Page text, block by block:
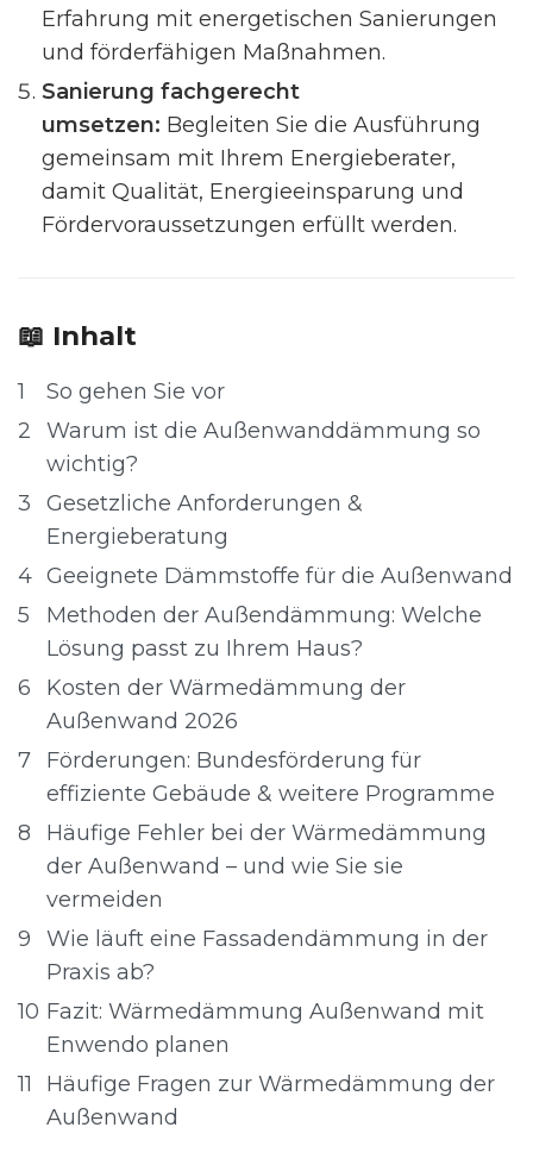
Erfahrung mit energetischen Sanierungen
und förderfähigen Maßnahmen.
Sanierung fachgerecht
umsetzen: Begleiten Sie die Ausführung
gemeinsam mit Ihrem Energieberater,
damit Qualität, Energieeinsparung und
Fördervoraussetzungen erfüllt werden.
📖 Inhalt
1
So gehen Sie vor
2
Warum ist die Außenwanddämmung so
wichtig?
3
Gesetzliche Anforderungen &
Energieberatung
4 Geeignete Dämmstoffe für die Außenwand
5
Methoden der Außendämmung: Welche
Lösung passt zu Ihrem Haus?
6
Kosten der Wärmedämmung der
Außenwand 2026
7
Förderungen: Bundesförderung für
effiziente Gebäude & weitere Programme
8
Häufige Fehler bei der Wärmedämmung
der Außenwand – und wie Sie sie
vermeiden
9
Wie läuft eine Fassadendämmung in der
Praxis ab?
10 Fazit: Wärmedämmung Außenwand mit
Enwendo planen
11
Häufige Fragen zur Wärmedämmung der
Außenwand